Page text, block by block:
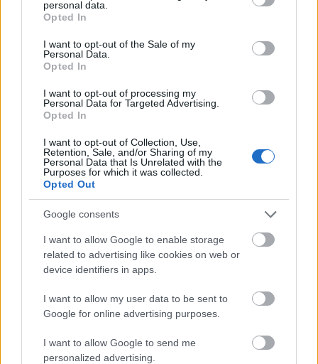
grant or deny consent to Google and its third-party tags to
use your data for below specified purposes in below Google
consent section.
personal data.
Opted In
I want to opt-out of the Sale of my
Personal Data.
Opted In
I want to opt-out of processing my
Personal Data for Targeted Advertising.
Opted In
I want to opt-out of Collection, Use,
Retention, Sale, and/or Sharing of my
Personal Data that Is Unrelated with the
Purposes for which it was collected.
Opted Out
Google consents
I want to allow Google to enable storage
related to advertising like cookies on web or
device identifiers in apps.
I want to allow my user data to be sent to
Google for online advertising purposes.
I want to allow Google to send me
personalized advertising.
Örüljünk! De minek is?
_zahnrad•2013. augusztus 28.
Óriásplakáton hirdeti az NFÜ az Új Széchenyi Terv
segítségével beszerzett új buszokat. Ezzel szemben
egy múlt héten megjelent írás szerint van olyan
Volán társaság, ahol 1986 óta nem vettek új
buszokat. Mit mutat a valóság? ,,Örülök, hogy
kényelmesebben és gyorsabban…
A Mercedes nyerte az első hazai
hibrid tendert
• 2013. április 19.
Nem igazán meglepő a friss hír, miszerint a
Mercedes-Benz közép-európai fellegvárában,
Kecskeméten az Evobus Hungária lett a befutó. A
nemrég kiírt 25 alacsonypadlós csuklós
hibridbuszos közbeszerzésre csak a Mercedes
jelentkezett a Citaro G Bluetech Hybrid típusú